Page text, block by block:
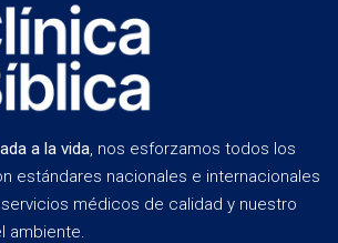
a la vida, nos esforzamos todos los
estándares nacionales e internacionales
médicos de calidad y nuestro
ambiente.